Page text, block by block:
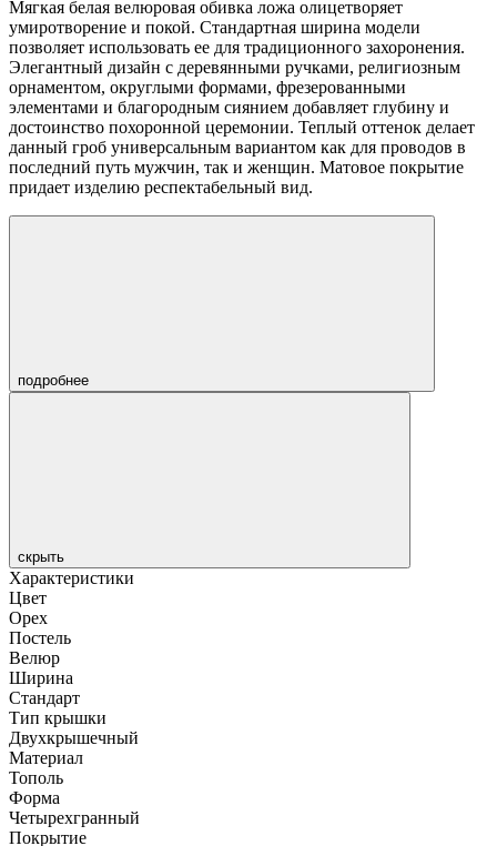
Мягкая белая велюровая обивка ложа олицетворяет
умиротворение и покой. Стандартная ширина модели
позволяет использовать ее для традиционного захоронения.
Элегантный дизайн с деревянными ручками, религиозным
орнаментом, округлыми формами, фрезерованными
элементами и благородным сиянием добавляет глубину и
достоинство похоронной церемонии. Теплый оттенок делает
данный гроб универсальным вариантом как для проводов в
последний путь мужчин, так и женщин. Матовое покрытие
придает изделию респектабельный вид.
подробнее
скрыть
Характеристики
Цвет
Орех
Постель
Велюр
Ширина
Стандарт
Тип крышки
Двухкрышечный
Материал
Тополь
Форма
Четырехгранный
Покрытие